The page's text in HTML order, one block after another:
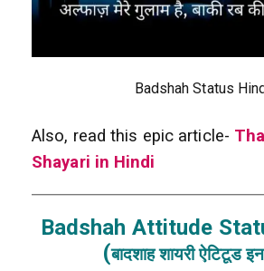
Badshah Status
Also, read this epic article-
Shayari in Hindi
Badshah Attitude
(बादशाह शायरी ऐटिटूड इन